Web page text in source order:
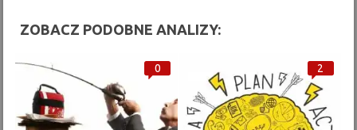
ZOBACZ PODOBNE ANALIZY:
0 2